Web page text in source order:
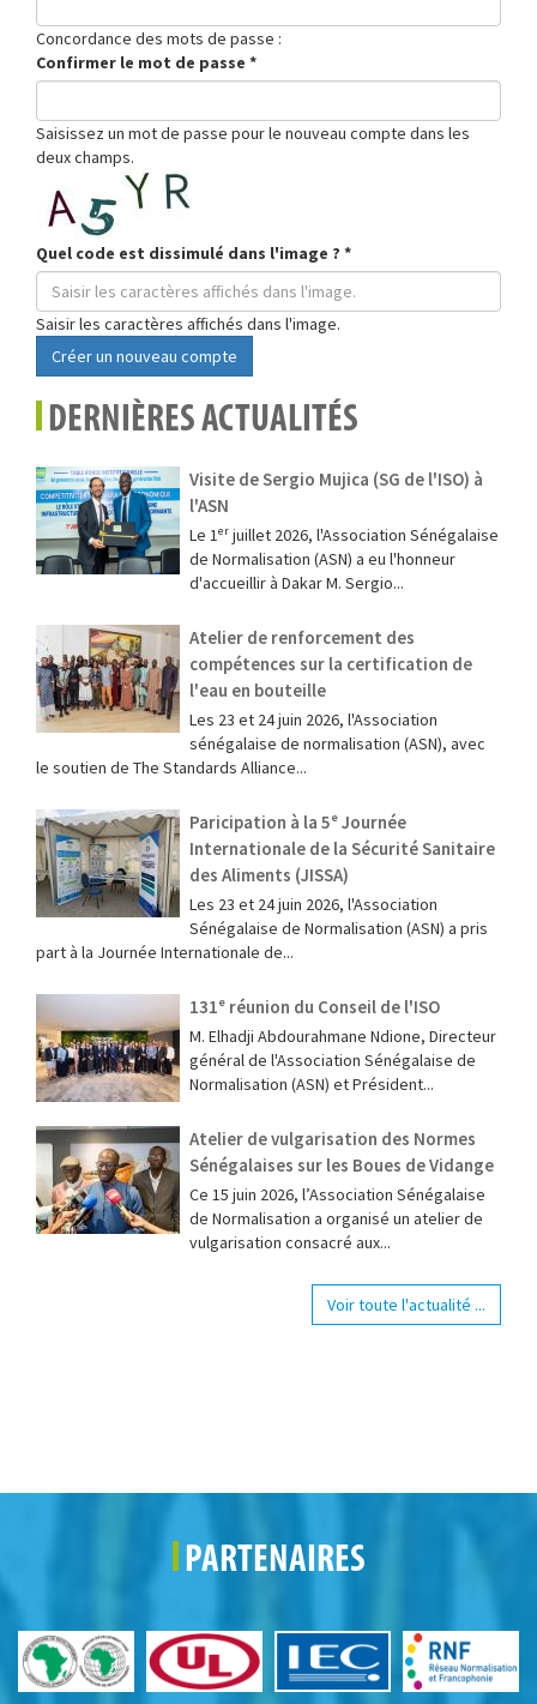
Concordance des mots de passe :
Confirmer le mot de passe *
Saisissez un mot de passe pour le nouveau compte dans les
deux champs.
Quel code est dissimulé dans l'image ? *
Saisir les caractères affichés dans l'image.
Créer un nouveau compte
DERNIÈRES ACTUALITÉS
Visite de Sergio Mujica (SG de l'ISO) à
l'ASN
Le 1ᵉʳ juillet 2026, l'Association Sénégalaise
de Normalisation (ASN) a eu l'honneur
d'accueillir à Dakar M. Sergio...
Atelier de renforcement des
compétences sur la certification de
l'eau en bouteille
Les 23 et 24 juin 2026, l'Association
sénégalaise de normalisation (ASN), avec
le soutien de The Standards Alliance...
Paricipation à la 5ᵉ Journée
Internationale de la Sécurité Sanitaire
des Aliments (JISSA)
‎Les 23 et 24 juin 2026, l'Association
Sénégalaise de Normalisation (ASN) a pris
part à la Journée Internationale de...
131ᵉ réunion du Conseil de l'ISO
M. Elhadji Abdourahmane Ndione, Directeur
général de l'Association Sénégalaise de
Normalisation (ASN) et Président...
Atelier de vulgarisation des Normes
Sénégalaises sur les Boues de Vidange
Ce 15 juin 2026, l’Association Sénégalaise
de Normalisation a organisé un atelier de
vulgarisation consacré aux...
Voir toute l'actualité ...
PARTENAIRES